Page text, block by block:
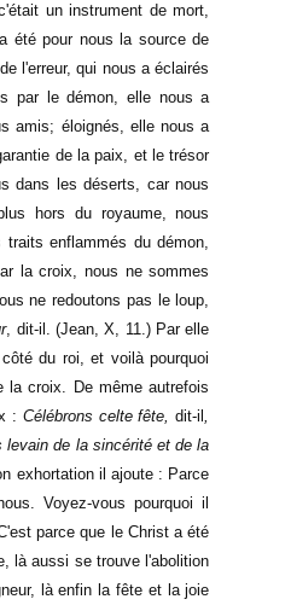
un instrument de mort,
été pour nous la source de
l'erreur, qui nous a éclairés
par le démon, elle nous a
amis; éloignés, elle nous a
de la paix, et le trésor
dans les déserts, car nous
hors du royaume, nous
enflammés du démon,
la croix, nous ne sommes
ne redoutons pas le loup,
, dit-il. (Jean, X, 11.) Par elle
du roi, et voilà pourquoi
la croix. De même autrefois
: Célébrons celte fête,dit-il,
de la sincérité et de la
exhortation il ajoute : Parce
Voyez-vous pourquoi il
parce que le Christ a été
là aussi se trouve l'abolition
là enfin la fête et la joie